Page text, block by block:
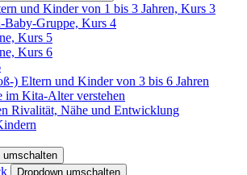
und Kinder von 1 bis 3 Jahren, Kurs 3
Baby-Gruppe, Kurs 4
Kurs 5
Kurs 6
) Eltern und Kinder von 3 bis 6 Jahren
im Kita-Alter verstehen
Rivalität, Nähe und Entwicklung
umschalten
Dropdown umschalten